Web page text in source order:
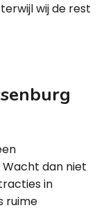
wij de rest
dan niet
in
ruime